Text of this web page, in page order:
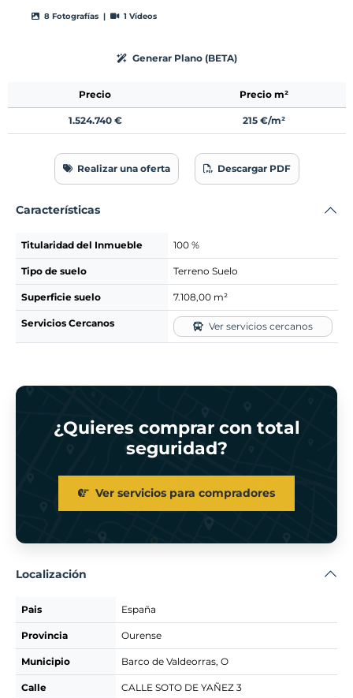
8 Fotografías | 1 Vídeos
Generar Plano (BETA)
Precio Precio m²
1.524.740 € 215 €/m²
Realizar una oferta Descargar PDF
Características
Titularidad del Inmueble 100 %
Tipo de suelo Terreno Suelo
Superficie suelo 7.108,00 m²
Servicios Cercanos Ver servicios cercanos
¿Quieres comprar con total
seguridad?
Ver servicios para compradores
Localización
Pais España
Provincia Ourense
Municipio Barco de Valdeorras, O
Calle CALLE SOTO DE YAÑEZ 3